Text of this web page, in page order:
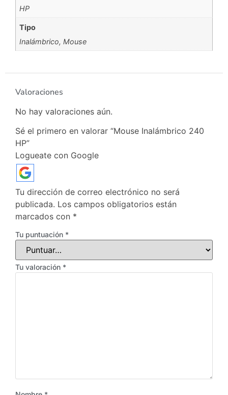
HP
Tipo
Inalámbrico,Mouse
Valoraciones
No hay valoraciones aún.
Sé el primero en valorar “Mouse Inalámbrico 240
HP”
Logueate con Google
Tu dirección de correo electrónico no será
publicada. Los campos obligatorios están
marcados con *
Tu puntuación *
Tu valoración *